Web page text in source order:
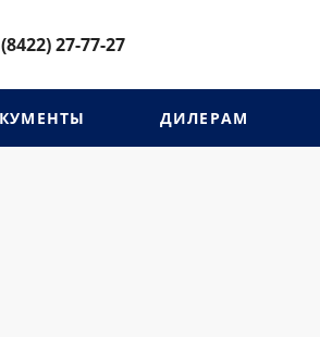
27-77-27
ДИЛЕРАМ